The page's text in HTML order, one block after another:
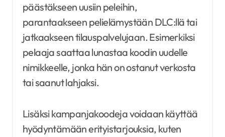
päästäkseen uusiin peleihin,
parantaakseen pelielämystään DLC:llä tai
jatkaakseen tilauspalvelujaan. Esimerkiksi
pelaaja saattaa lunastaa koodin uudelle
nimikkeelle, jonka hän on ostanut verkosta
tai saanut lahjaksi.
Lisäksi kampanjakoodeja voidaan käyttää
hyödyntämään erityistarjouksia, kuten